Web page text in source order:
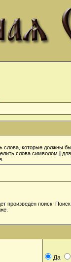
слова, которые должны
слова символом |
поиск.
Да